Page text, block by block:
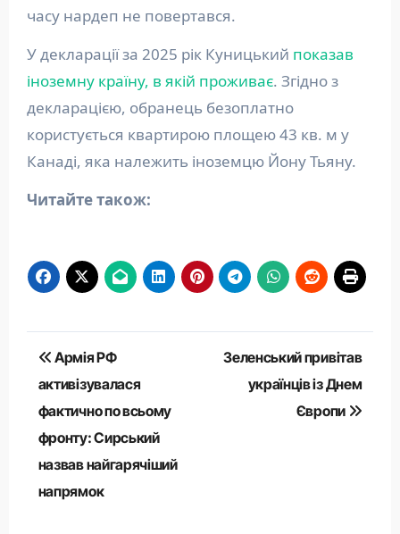
часу нардеп не повертався.
У декларації за 2025 рік Куницький показав
іноземну країну, в якій проживає. Згідно з
декларацією, обранець безоплатно
користується квартирою площею 43 кв. м у
Канаді, яка належить іноземцю Йону Тьяну.
Читайте також:
Навігація
записів
Армія РФ
активізувалася
фактично по всьому
фронту: Сирський
назвав найгарячіший
напрямок
Зеленський привітав
українців із Днем
Європи